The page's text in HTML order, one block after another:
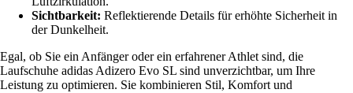
Sichtbarkeit: Reflektierende Details für erhöhte Sicherheit in
der Dunkelheit.
Egal, ob Sie ein Anfänger oder ein erfahrener Athlet sind, die
Laufschuhe adidas Adizero Evo SL sind unverzichtbar, um Ihre
Leistung zu optimieren. Sie kombinieren Stil, Komfort und